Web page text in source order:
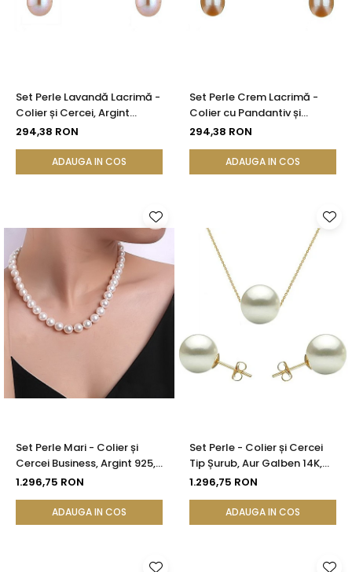
Set Perle Lavandă Lacrimă -
Colier și Cercei, Argint
Rodiat 925, Perle Naturale
294,38 RON
ADAUGA IN COS
Set Perle Crem Lacrimă -
Colier cu Pandantiv și
Cercei, Argint 925, Perle
KASKADDA®
294,38 RON
ADAUGA IN COS
Set Perle Mari - Colier și
Cercei Business, Argint 925,
Perle Albe Premium 8,5-9,5
1.296,75 RON
ADAUGA IN COS
Set Perle - Colier și Cercei
Tip Șurub, Aur Galben 14K,
Perle Albe Premium 8 mm |
1.296,75 RON
ADAUGA IN COS